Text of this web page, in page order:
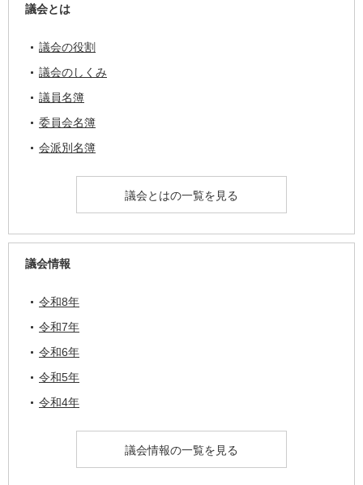
議会とは
議会の役割
議会のしくみ
議員名簿
委員会名簿
会派別名簿
議会とはの一覧を見る
議会情報
令和8年
令和7年
令和6年
令和5年
令和4年
議会情報の一覧を見る